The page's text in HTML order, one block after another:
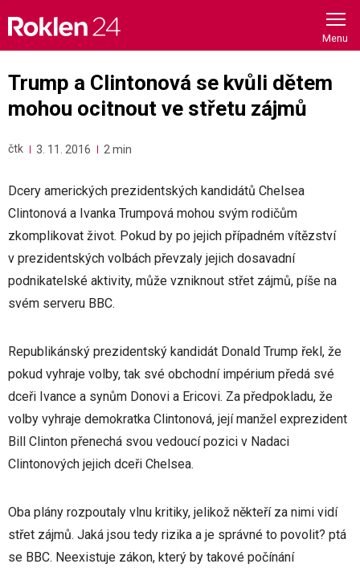
content
Trump a Clintonová se kvůli dětem
mohou ocitnout ve střetu zájmů
čtk 3. 11. 2016 2 min
Dcery amerických prezidentských kandidátů Chelsea
Clintonová a Ivanka Trumpová mohou svým rodičům
zkomplikovat život. Pokud by po jejich případném vítězství
v prezidentských volbách převzaly jejich dosavadní
podnikatelské aktivity, může vzniknout střet zájmů, píše na
svém serveru BBC.
Republikánský prezidentský kandidát Donald Trump řekl, že
pokud vyhraje volby, tak své obchodní impérium předá své
dceři Ivance a synům Donovi a Ericovi. Za předpokladu, že
volby vyhraje demokratka Clintonová, její manžel exprezident
Bill Clinton přenechá svou vedoucí pozici v Nadaci
Clintonových jejich dceři Chelsea.
Oba plány rozpoutaly vlnu kritiky, jelikož někteří za nimi vidí
střet zájmů. Jaká jsou tedy rizika a je správné to povolit? ptá
se BBC. Neexistuje zákon, který by takové počínání